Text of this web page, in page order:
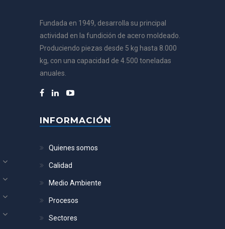
Fundada en 1949, desarrolla su principal
actividad en la fundición de acero moldeado.
Produciendo piezas desde 5 kg hasta 8.000
kg, con una capacidad de 4.500 toneladas
anuales.
INFORMACIÓN
Quienes somos
Calidad
Medio Ambiente
Procesos
Sectores